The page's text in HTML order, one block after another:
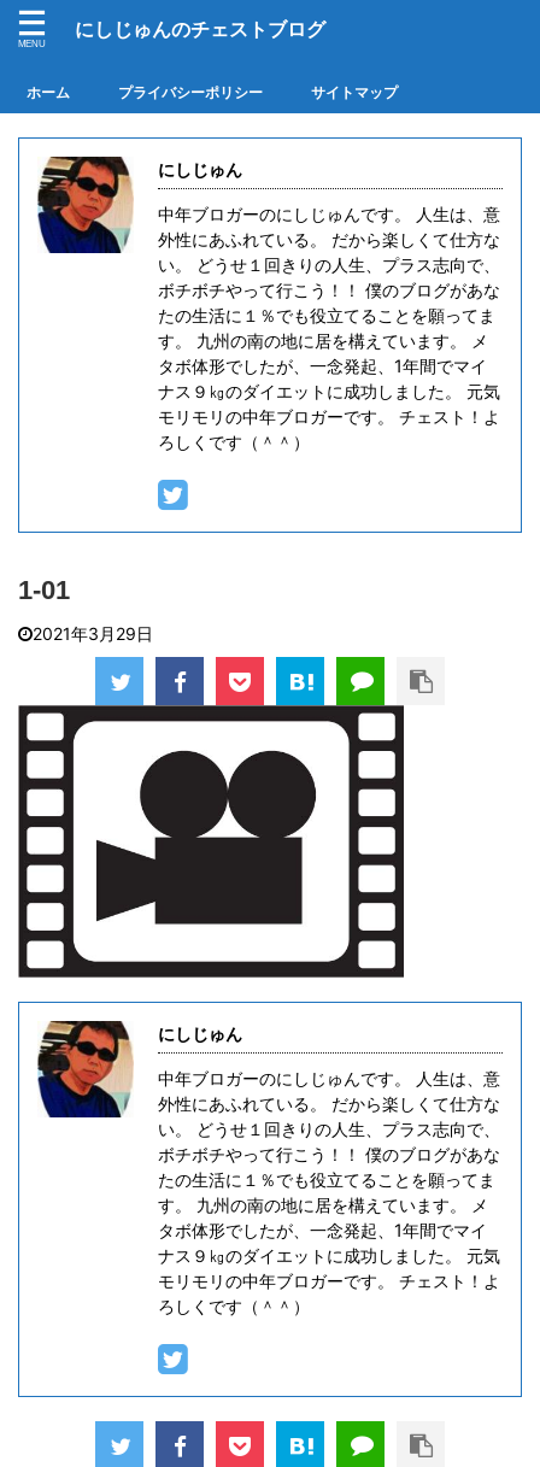
にしじゅんのチェストブログ
ホーム プライバシーポリシー サイトマップ
にしじゅん
中年ブロガーのにしじゅんです。 人生は、意
外性にあふれている。 だから楽しくて仕方な
い。 どうせ１回きりの人生、プラス志向で、
ボチボチやって行こう！！ 僕のブログがあな
たの生活に１％でも役立てることを願ってま
す。 九州の南の地に居を構えています。 メ
タボ体形でしたが、一念発起、1年間でマイ
ナス９㎏のダイエットに成功しました。 元気
モリモリの中年ブロガーです。 チェスト！よ
ろしくです（＾＾）
1-01
2021年3月29日
にしじゅん
中年ブロガーのにしじゅんです。 人生は、意
外性にあふれている。 だから楽しくて仕方な
い。 どうせ１回きりの人生、プラス志向で、
ボチボチやって行こう！！ 僕のブログがあな
たの生活に１％でも役立てることを願ってま
す。 九州の南の地に居を構えています。 メ
タボ体形でしたが、一念発起、1年間でマイ
ナス９㎏のダイエットに成功しました。 元気
モリモリの中年ブロガーです。 チェスト！よ
ろしくです（＾＾）